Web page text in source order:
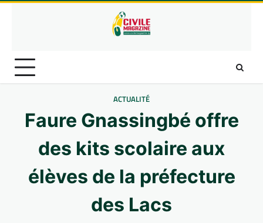
ACTUALITÉ
Faure Gnassingbé offre
des kits scolaire aux
élèves de la préfecture
des Lacs